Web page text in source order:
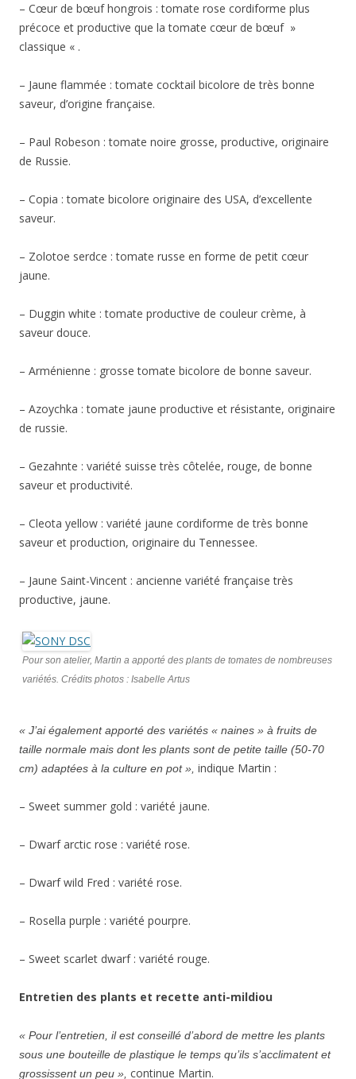
– Cœur de bœuf hongrois : tomate rose cordiforme plus
précoce et productive que la tomate cœur de bœuf »
classique « .
– Jaune flammée : tomate cocktail bicolore de très bonne
saveur, d’origine française.
– Paul Robeson : tomate noire grosse, productive, originaire
de Russie.
– Copia : tomate bicolore originaire des USA, d’excellente
saveur.
– Zolotoe serdce : tomate russe en forme de petit cœur
jaune.
– Duggin white : tomate productive de couleur crème, à
saveur douce.
– Arménienne : grosse tomate bicolore de bonne saveur.
– Azoychka : tomate jaune productive et résistante, originaire
de russie.
– Gezahnte : variété suisse très côtelée, rouge, de bonne
saveur et productivité.
– Cleota yellow : variété jaune cordiforme de très bonne
saveur et production, originaire du Tennessee.
– Jaune Saint-Vincent : ancienne variété française très
productive, jaune.
Pour son atelier, Martin a apporté des plants de tomates de nombreuses
variétés. Crédits photos : Isabelle Artus
« J’ai également apporté des variétés « naines » à fruits de
taille normale mais dont les plants sont de petite taille (50-70
cm) adaptées à la culture en pot », indique Martin :
– Sweet summer gold : variété jaune.
– Dwarf arctic rose : variété rose.
– Dwarf wild Fred : variété rose.
– Rosella purple : variété pourpre.
– Sweet scarlet dwarf : variété rouge.
Entretien des plants et recette anti-mildiou
« Pour l’entretien, il est conseillé d’abord de mettre les plants
sous une bouteille de plastique le temps qu’ils s’acclimatent et
grossissent un peu », continue Martin.